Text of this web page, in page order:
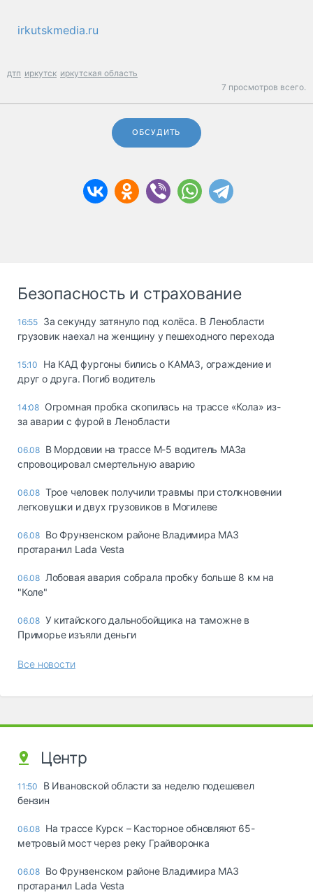
irkutskmedia.ru
дтп иркутск иркутская область
7 просмотров всего.
ОБСУДИТЬ
Безопасность и страхование
16:55 За секунду затянуло под колёса. В Ленобласти
грузовик наехал на женщину у пешеходного перехода
15:10
На КАД фургоны бились о КАМАЗ, ограждение и
друг о друга. Погиб водитель
14:08 Огромная пробка скопилась на трассе «Кола» из-
за аварии с фурой в Ленобласти
06.08 В Мордовии на трассе М-5 водитель МАЗа
спровоцировал смертельную аварию
06.08 Трое человек получили травмы при столкновении
легковушки и двух грузовиков в Могилеве
06.08 Во Фрунзенском районе Владимира МАЗ
протаранил Lada Vesta
06.08 Лобовая авария собрала пробку больше 8 км на
"Коле"
06.08 У китайского дальнобойщика на таможне в
Приморье изъяли деньги
Все новости
Центр
11:50
В Ивановской области за неделю подешевел
бензин
06.08 На трассе Курск – Касторное обновляют 65-
метровый мост через реку Грайворонка
06.08 Во Фрунзенском районе Владимира МАЗ
протаранил Lada Vesta